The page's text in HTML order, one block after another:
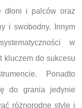
dłoni i palców oraz
i swobodny. Innym
w
kluczem do sukcesu
Ponadto
do grania jedynie
różnorodne style i